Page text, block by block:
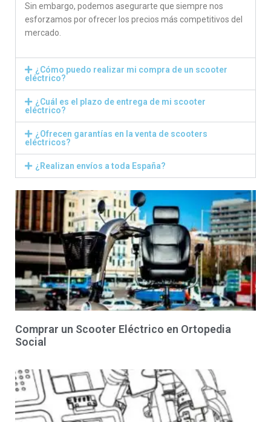
Sin embargo, podemos asegurarte que siempre nos
esforzamos por ofrecer los precios más competitivos del
mercado.
¿Cómo puedo realizar mi compra de un scooter
eléctrico?
¿Cuál es el plazo de entrega de mi scooter
eléctrico?
¿Ofrecen garantías en la venta de scooters
eléctricos?
¿Realizan envíos a toda España?
Comprar un Scooter Eléctrico en Ortopedia
Social